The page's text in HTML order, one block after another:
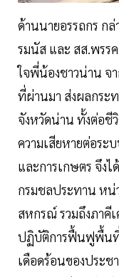
ด้านนายอรรถกร ก
รมนัส และ สส.พรร
ใจพี่น้องชาวน่าน จ
ที่ผ่านมา ส่งผลกระ
จังหวัดน่าน ทั้งต่อชี
ความเสียหายต่อระ
และการเกษตร จึง
กรมชลประทาน หน่
สหกรณ์ รวมถึงภาคี
ปฏิบัติการฟื้นฟูพื้นที่
เดือดร้อนของประ